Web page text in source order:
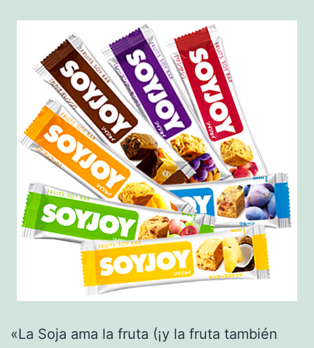
«La Soja ama la fruta (¡y la fruta también